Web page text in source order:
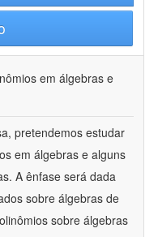
em álgebras e
pretendemos estudar
em álgebras e alguns
A ênfase será dada
sobre álgebras de
sobre álgebras